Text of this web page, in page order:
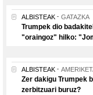
ALBISTEAK GATAZKA
Trumpek dio
"oraingoz" hilko:
ALBISTEAK
Zer dakigu Trumpek
zerbitzuari buruz?